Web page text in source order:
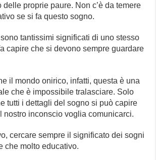
delle proprie paure. Non c’è da temere
se si fa questo sogno.
tantissimi significati di uno stesso
capire che si devono sempre guardare
il mondo onirico, infatti, questa è una
che è impossibile tralasciare. Solo
tutti i dettagli del sogno si può capire
nostro inconscio voglia comunicarci.
cercare sempre il significato dei sogni
che molto educativo.